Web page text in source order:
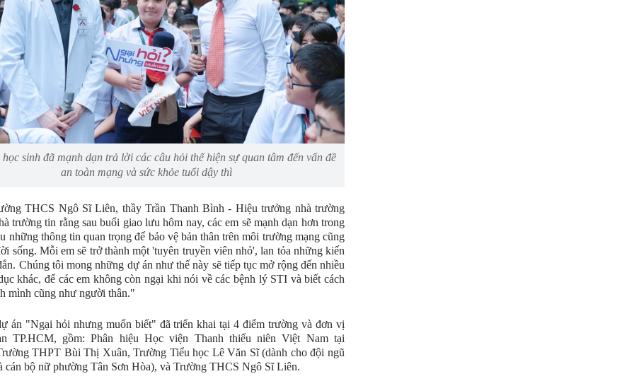
học sinh đã mạnh dạn trả lời các câu hỏi thể hiện sự quan tâm đến vấn đề
an toàn mạng và sức khỏe tuổi dậy thì
THCS Ngô Sĩ Liên, thầy Trần Thanh Bình - Hiệu trưởng nhà trường
trường tin rằng sau buổi giao lưu hôm nay, các em sẽ mạnh dạn hơn trong
những thông tin quan trọng để bảo vệ bản thân trên môi trường mạng cũng
sống. Mỗi em sẽ trở thành một 'tuyên truyền viên nhỏ', lan tỏa những kiến
Chúng tôi mong những dự án như thế này sẽ tiếp tục mở rộng đến nhiều
khác, để các em không còn ngại khi nói về các bệnh lý STI và biết cách
mình cũng như người thân."
án "Ngại hỏi nhưng muốn biết" đã triển khai tại 4 điểm trường và đơn vị
TP.HCM, gồm: Phân hiệu Học viện Thanh thiếu niên Việt Nam tại
THPT Bùi Thị Xuân, Trường Tiểu học Lê Văn Sĩ (dành cho đội ngũ
cán bộ nữ phường Tân Sơn Hòa), và Trường THCS Ngô Sĩ Liên.